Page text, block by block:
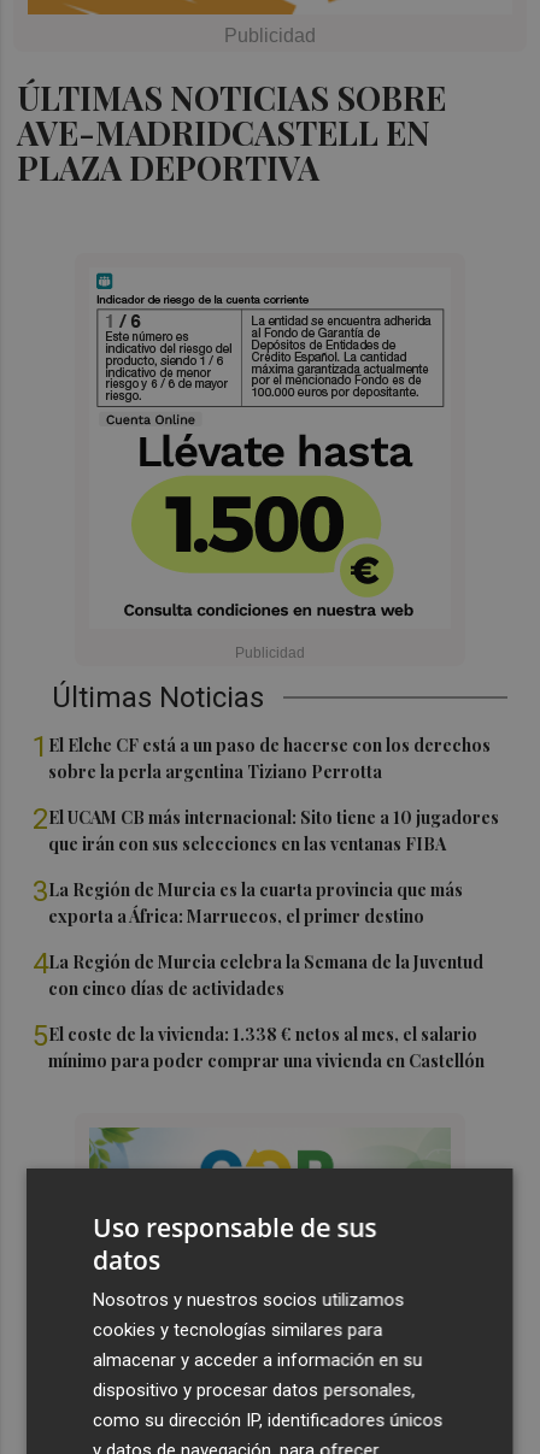
ÚLTIMAS NOTICIAS SOBRE
AVE-MADRIDCASTELL EN
PLAZA DEPORTIVA
Últimas Noticias
1 El Elche CF está a un paso de hacerse con los derechos
sobre la perla argentina Tiziano Perrotta
2El UCAM CB más internacional: Sito tiene a 10 jugadores
que irán con sus selecciones en las ventanas FIBA
3La Región de Murcia es la cuarta provincia que más
exporta a África: Marruecos, el primer destino
4La Región de Murcia celebra la Semana de la Juventud
con cinco días de actividades
5El coste de la vivienda: 1.338 € netos al mes, el salario
mínimo para poder comprar una vivienda en Castellón
Uso responsable de sus
datos
Nosotros y nuestros socios utilizamos
cookies y tecnologías similares para
almacenar y acceder a información en su
dispositivo y procesar datos personales,
como su dirección IP, identificadores únicos